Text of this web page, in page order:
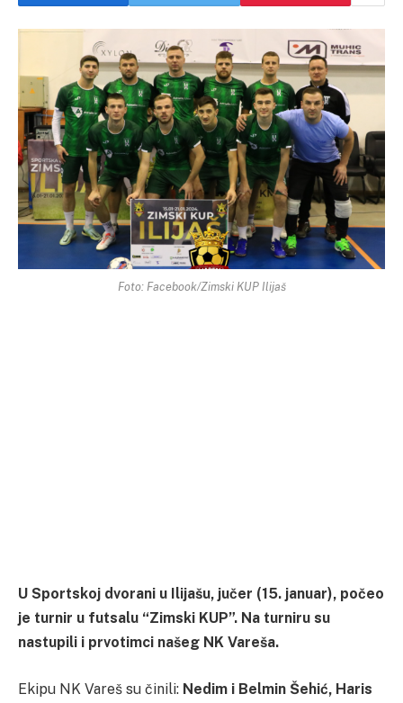
Foto: Facebook/Zimski KUP Ilijaš
U Sportskoj dvorani u Ilijašu, jučer (15. januar), počeo
je turnir u futsalu “Zimski KUP”. Na turniru su
nastupili i prvotimci našeg NK Vareša.
Ekipu NK Vareš su činili: Nedim i Belmin Šehić, Haris